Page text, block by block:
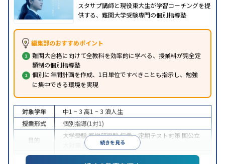
スタサプ講師と現役東大生が学習コーチングを提
供する、難関大学受験専門の個別指導塾
編集部のおすすめポイント
難関大合格に向けて全教科を効率的に学べる、授業料が完全定
額制の個別指導塾
個別に年間計画を作成、1日単位ですべきことも指示し、勉強
に集中できる環境を実現
続きを見る
対象学年 中1 ~ 3 高1 ~ 3 浪人生
授業形式
個別指導(1対1)
目的
大学受験医学部受験授業・定期テスト対策 国公立
英検(英語検定)対策
中高一貫校生に対応授業の振替可能オンライン対